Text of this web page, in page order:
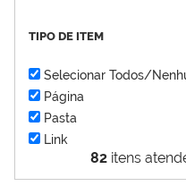
82 itens
TIPO DE ITEM
Selecionar Todos/
Página
Pasta
Link